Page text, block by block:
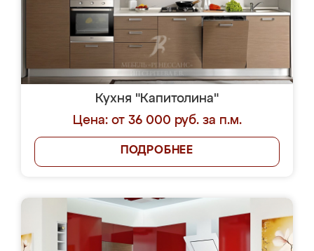
Кухня "Капитолина"
Цена: от 36 000 руб. за п.м.
ПОДРОБНЕЕ